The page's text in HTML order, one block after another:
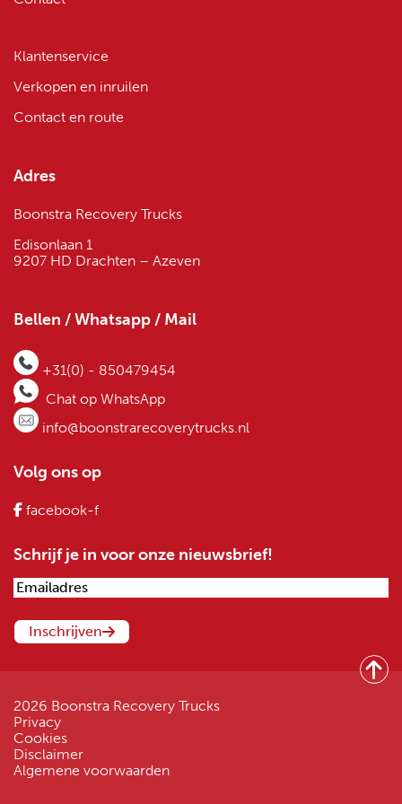
Klantenservice
Verkopen en inruilen
Contact en route
Adres
Boonstra Recovery Trucks
Edisonlaan 1
9207 HD Drachten – Azeven
Bellen / Whatsapp / Mail
+31(0) - 850479454
Chat op WhatsApp
info@boonstrarecoverytrucks.nl
Volg ons op
facebook-f
Schrijf je in voor onze nieuwsbrief!
Emailadres(Vereist)
Inschrijven
2026 Boonstra Recovery Trucks
Privacy
Cookies
Disclaimer
Algemene voorwaarden